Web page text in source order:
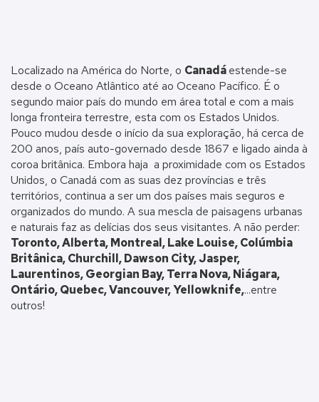
Localizado na América do Norte, o Canadáestende-se
desde o Oceano Atlântico até ao Oceano Pacífico. É o
segundo maior país do mundo em área total e com a mais
longa fronteira terrestre, esta com os Estados Unidos.
Pouco mudou desde o início da sua exploração, há cerca de
200 anos, país auto-governado desde 1867 e ligado ainda à
coroa britânica. Embora haja a proximidade com os Estados
Unidos, o Canadá com as suas dez províncias e três
territórios, continua a ser um dos países mais seguros e
organizados do mundo. A sua mescla de paisagens urbanas
e naturais faz as delícias dos seus visitantes. A não perder:
Toronto, Alberta, Montreal, Lake Louise, Colúmbia
Britânica, Churchill, Dawson City, Jasper,
Laurentinos, Georgian Bay, Terra Nova, Niágara,
Ontário, Quebec, Vancouver, Yellowknife,...entre
outros!